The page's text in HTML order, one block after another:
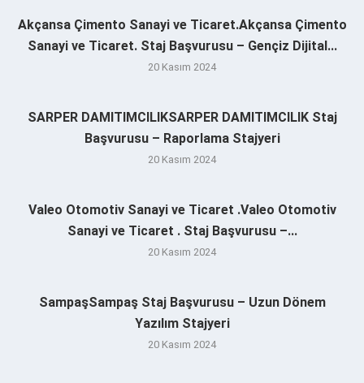
Akçansa Çimento Sanayi ve Ticaret.Akçansa Çimento
Sanayi ve Ticaret. Staj Başvurusu – Gençiz Dijital...
20 Kasım 2024
SARPER DAMITIMCILIKSARPER DAMITIMCILIK Staj
Başvurusu – Raporlama Stajyeri
20 Kasım 2024
Valeo Otomotiv Sanayi ve Ticaret .Valeo Otomotiv
Sanayi ve Ticaret . Staj Başvurusu –...
20 Kasım 2024
SampaşSampaş Staj Başvurusu – Uzun Dönem
Yazılım Stajyeri
20 Kasım 2024